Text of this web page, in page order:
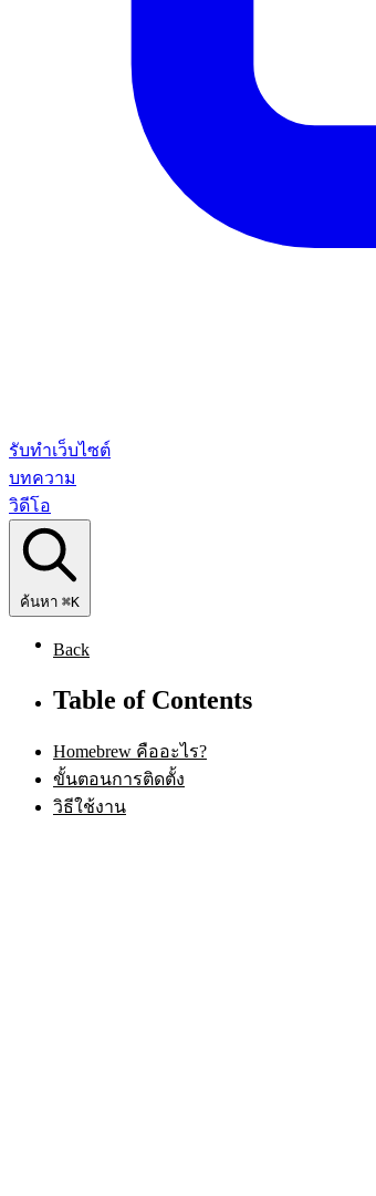
รับทำเว็บไซต์
บทความ
วิดีโอ
ค้นหา ⌘K
Back
Table of Contents
Homebrew คืออะไร?
ขั้นตอนการติดตั้ง
วิธีใช้งาน